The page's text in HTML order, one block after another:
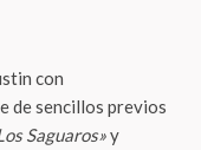
con
de sencillos previos
Saguaros»y